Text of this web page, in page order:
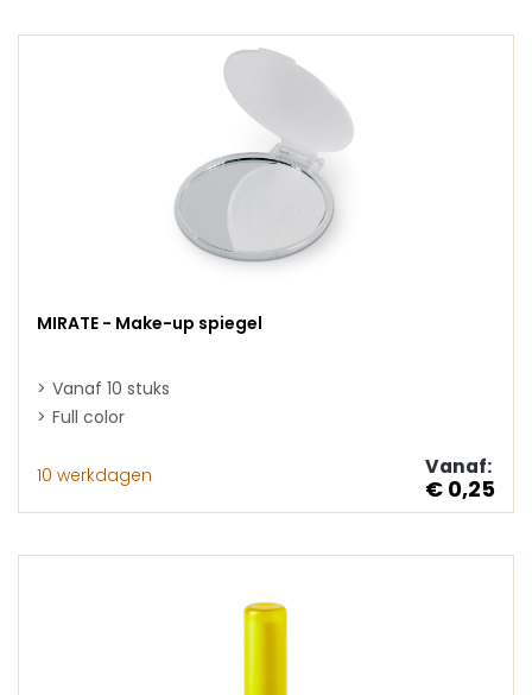
MIRATE - Make-up spiegel
Vanaf 10 stuks
Full color
10 werkdagen Vanaf:
€ 0,25